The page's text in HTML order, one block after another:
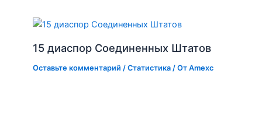
15 диаспор Соединенных Штатов
Оставьте комментарий /Статистика / ОтAmexc